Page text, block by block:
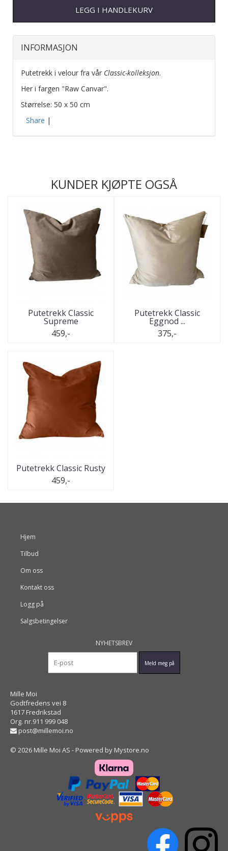
LEGG I HANDLEKURV
INFORMASJON
Putetrekk i velour fra vår Classic-kolleksjon.
Her i fargen "Raw Canvar".
Størrelse: 50 x 50 cm
Share |
KUNDER KJØPTE OGSÅ
Putetrekk Classic
Supreme
459,-
Putetrekk Classic
Eggnod ...
375,-
Putetrekk Classic Rusty
459,-
Hjem
Tilbud
Om oss
Kontakt oss
Logg på
Salgsbetingelser
NYHETSBREV
Mille Moi
Godtfredens vei 8
1617 Fredrikstad
Org. nr.911 999 048
post@millemoi.no
© 2026 Mille Moi AS - Powered by Mystore.no